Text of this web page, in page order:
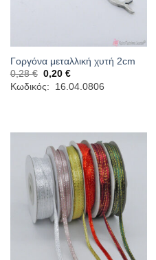
Γοργόνα μεταλλική χυτή 2cm
0,28€ Original
price
was:
0,20 €Η
τρέχουσα
τιμή
Κωδικός: 16.04.0806